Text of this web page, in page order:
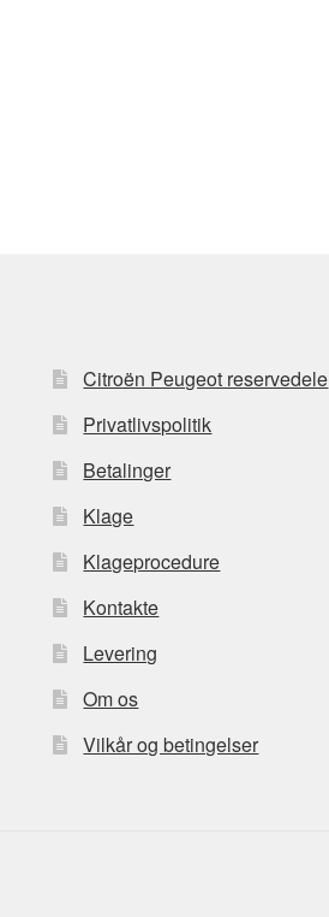
Citroën Peugeot reservedele
Privatlivspolitik
Betalinger
Klage
Klageprocedure
Kontakte
Levering
Om os
Vilkår og betingelser